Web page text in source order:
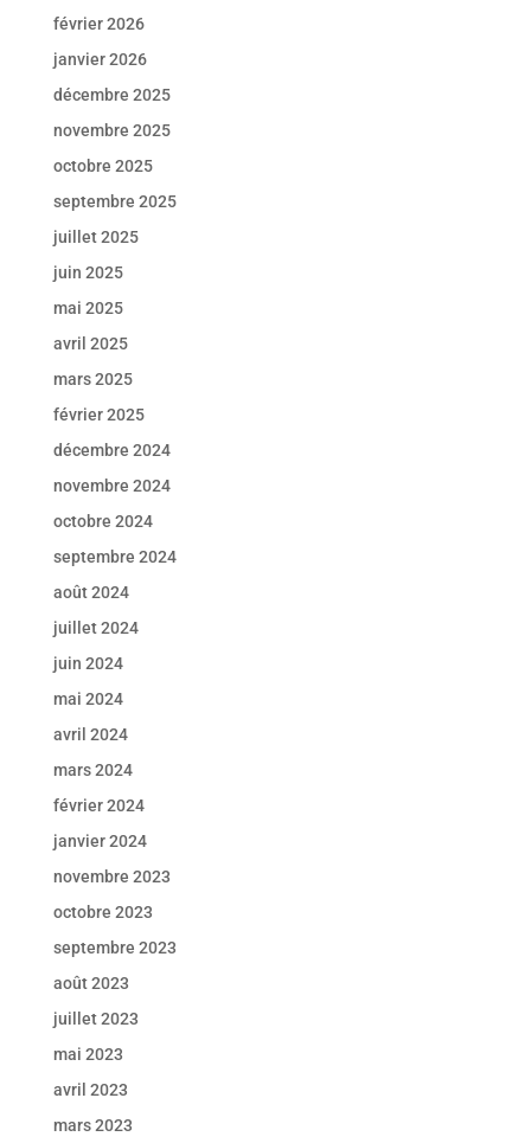
février 2026
janvier 2026
décembre 2025
novembre 2025
octobre 2025
septembre 2025
juillet 2025
juin 2025
mai 2025
avril 2025
mars 2025
février 2025
décembre 2024
novembre 2024
octobre 2024
septembre 2024
août 2024
juillet 2024
juin 2024
mai 2024
avril 2024
mars 2024
février 2024
janvier 2024
novembre 2023
octobre 2023
septembre 2023
août 2023
juillet 2023
mai 2023
avril 2023
mars 2023